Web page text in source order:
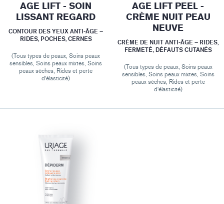
AGE LIFT - SOIN
LISSANT REGARD
CONTOUR DES YEUX ANTI-ÂGE –
RIDES, POCHES, CERNES
(Tous types de peaux, Soins peaux
sensibles, Soins peaux mixtes, Soins
peaux sèches, Rides et perte
d'élasticité)
AGE LIFT PEEL -
CRÈME NUIT PEAU
NEUVE
CRÈME DE NUIT ANTI-ÂGE – RIDES,
FERMETÉ, DÉFAUTS CUTANÉS
(Tous types de peaux, Soins peaux
sensibles, Soins peaux mixtes, Soins
peaux sèches, Rides et perte
d'élasticité)